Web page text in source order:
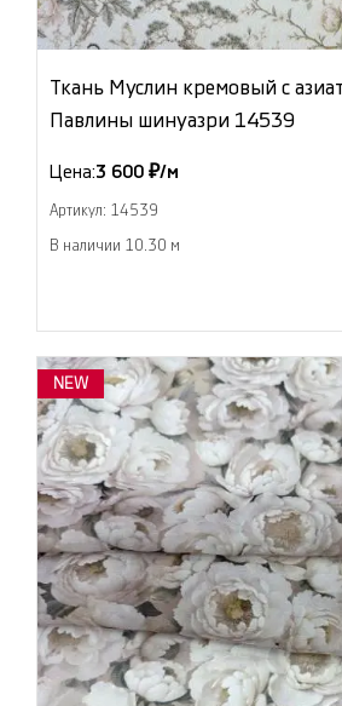
Ткань Муслин кремовый с
Павлины шинуазри 14539
Цена:3 600 ₽/м
Артикул: 14539
В наличии 10.30 м
NEW